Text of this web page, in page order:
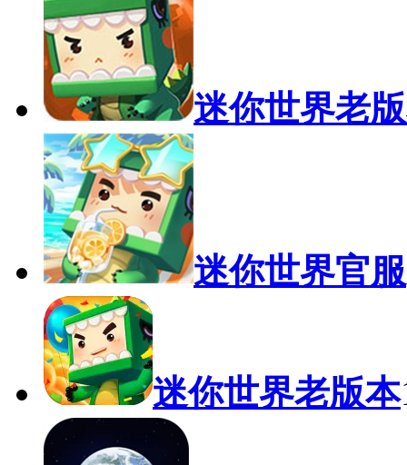
迷你世界老
迷你世界官服
迷你世界老版本